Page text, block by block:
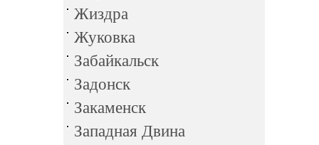
Жиздра
Жуковка
Забайкальск
Задонск
Закаменск
Западная Двина